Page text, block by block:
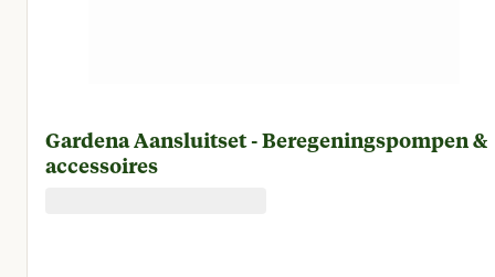
Gardena Aansluitset - Beregeningspompen &
accessoires